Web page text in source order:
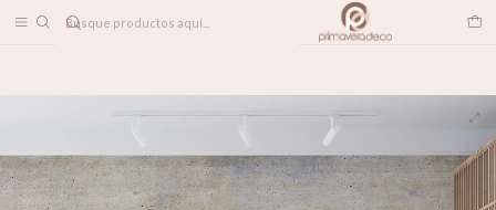
PAPELES MURALES TEXTURADOS Concreto Marmolado